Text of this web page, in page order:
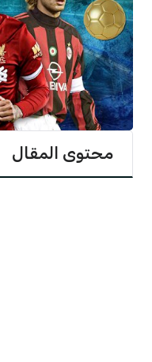
محتوى المقال